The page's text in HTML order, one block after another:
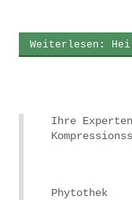
Weiterlesen:
Ihre
Phytothek